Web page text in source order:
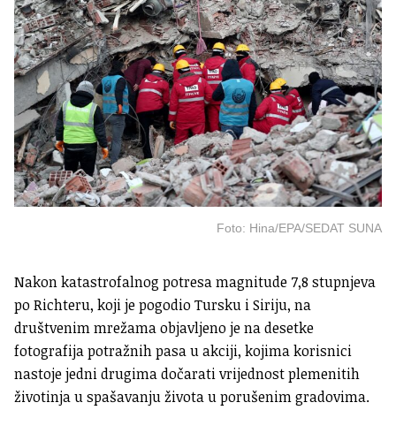
Foto: Hina/EPA/SEDAT SUNA
Nakon katastrofalnog potresa magnitude 7,8 stupnjeva
po Richteru, koji je pogodio Tursku i Siriju, na
društvenim mrežama objavljeno je na desetke
fotografija potražnih pasa u akciji, kojima korisnici
nastoje jedni drugima dočarati vrijednost plemenitih
životinja u spašavanju života u porušenim gradovima.